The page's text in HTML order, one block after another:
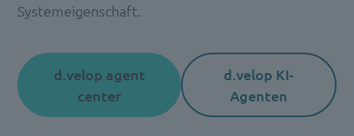
Systemeigenschaft.
d.velop agent
center
d.velop KI-
Agenten